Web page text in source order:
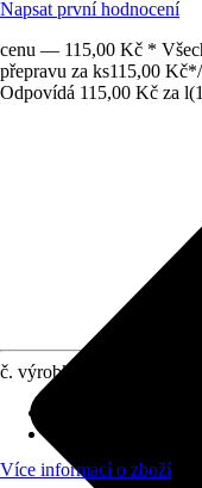
Napsat první hodnocení
cenu — 115,00 Kč *
přepravu za ks115,00 Kč*/
Odpovídá 115,00 Kč za l(
č. výrobku
Více informací o zboží